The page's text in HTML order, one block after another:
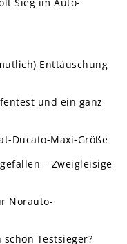
Enttäuschung
und ein ganz
Ducato-Maxi-Größe
– Zweigleisige
Norauto-
Testsieger?